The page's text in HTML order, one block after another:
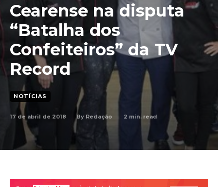
Cearense na disputa
“Batalha dos
Confeiteiros” da TV
Record
NOTÍCIAS
17 de abril de 2018 By Redação 2 min. read